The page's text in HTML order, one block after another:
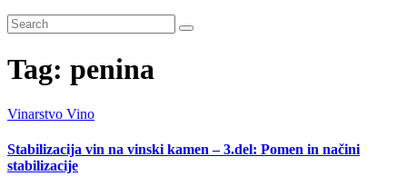
Tag: penina
Vinarstvo Vino
Stabilizacija vin na vinski kamen – 3.del: Pomen in načini
stabilizacije